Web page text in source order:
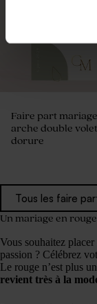
Faire part mariage
arche double
dorure
Tous les faire
Un mariage en
Vous souhaitez
passion ? Célébrez
Le rouge n’est plus
revient très à la